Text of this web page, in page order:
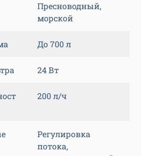
Пресноводный,
морской
До 700 л
24 Вт
200 л/ч
Регулировка
потока,